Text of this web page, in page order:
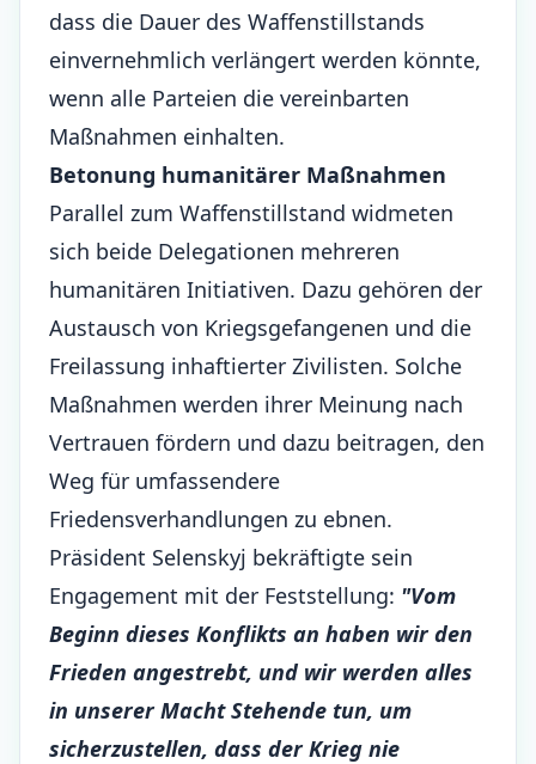
dass die Dauer des Waffenstillstands
einvernehmlich verlängert werden könnte,
wenn alle Parteien die vereinbarten
Maßnahmen einhalten.
Betonung humanitärer Maßnahmen
Parallel zum Waffenstillstand widmeten
sich beide Delegationen mehreren
humanitären Initiativen. Dazu gehören der
Austausch von Kriegsgefangenen und die
Freilassung inhaftierter Zivilisten. Solche
Maßnahmen werden ihrer Meinung nach
Vertrauen fördern und dazu beitragen, den
Weg für umfassendere
Friedensverhandlungen zu ebnen.
Präsident Selenskyj bekräftigte sein
Engagement mit der Feststellung: "Vom
Beginn dieses Konflikts an haben wir den
Frieden angestrebt, und wir werden alles
in unserer Macht Stehende tun, um
sicherzustellen, dass der Krieg nie